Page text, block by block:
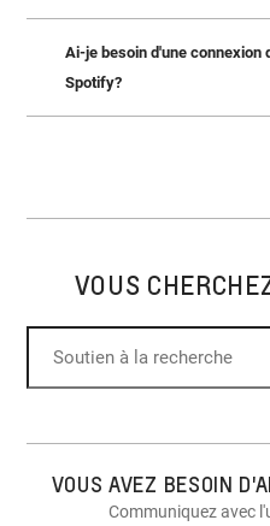
Oui, vous pouvez utiliser
données intégrées au
Ai-je besoin d'une connexion
Spotify?
VOUS
VOUS AVEZ BESOIN
Communiquez avec